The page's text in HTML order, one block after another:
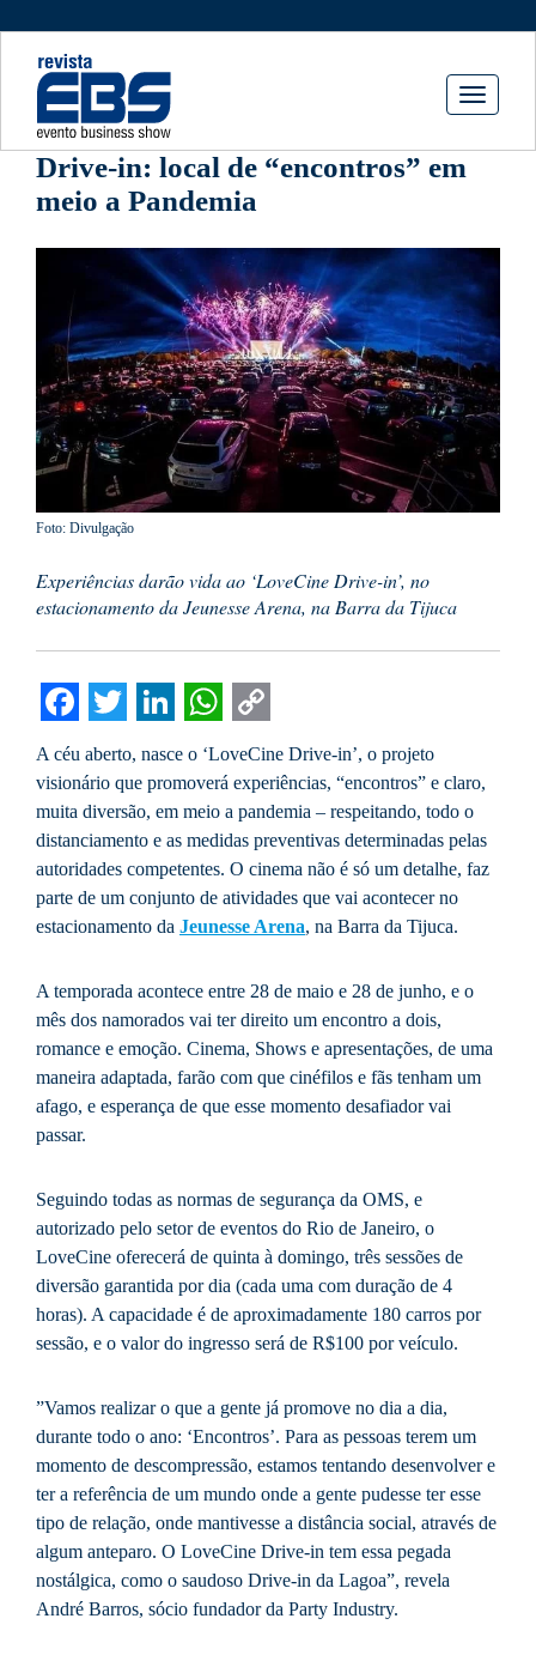
Toggle
Drive-in: local de “encontros” em
meio a Pandemia
Foto: Divulgação
Experiências darão vida ao ‘LoveCine Drive-in’, no
estacionamento da Jeunesse Arena, na Barra da Tijuca
Facebook
Twitter
LinkedIn
WhatsApp
Copy
Link
A céu aberto, nasce o ‘LoveCine Drive-in’, o projeto
visionário que promoverá experiências, “encontros” e claro,
muita diversão, em meio a pandemia – respeitando, todo o
distanciamento e as medidas preventivas determinadas pelas
autoridades competentes. O cinema não é só um detalhe, faz
parte de um conjunto de atividades que vai acontecer no
estacionamento da Jeunesse Arena, na Barra da Tijuca.
A temporada acontece entre 28 de maio e 28 de junho, e o
mês dos namorados vai ter direito um encontro a dois,
romance e emoção. Cinema, Shows e apresentações, de uma
maneira adaptada, farão com que cinéfilos e fãs tenham um
afago, e esperança de que esse momento desafiador vai
passar.
Seguindo todas as normas de segurança da OMS, e
autorizado pelo setor de eventos do Rio de Janeiro, o
LoveCine oferecerá de quinta à domingo, três sessões de
diversão garantida por dia (cada uma com duração de 4
horas). A capacidade é de aproximadamente 180 carros por
sessão, e o valor do ingresso será de R$100 por veículo.
”Vamos realizar o que a gente já promove no dia a dia,
durante todo o ano: ‘Encontros’. Para as pessoas terem um
momento de descompressão, estamos tentando desenvolver e
ter a referência de um mundo onde a gente pudesse ter esse
tipo de relação, onde mantivesse a distância social, através de
algum anteparo. O LoveCine Drive-in tem essa pegada
nostálgica, como o saudoso Drive-in da Lagoa”, revela
André Barros, sócio fundador da Party Industry.